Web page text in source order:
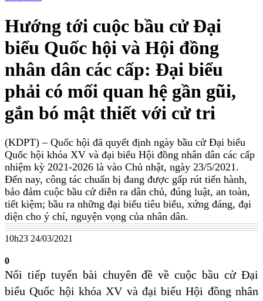
Hướng tới cuộc bầu cử Đại
biểu Quốc hội và Hội đồng
nhân dân các cấp: Đại biểu
phải có mối quan hệ gần gũi,
gắn bó mật thiết với cử tri
(KDPT) – Quốc hội đã quyết định ngày bầu cử Đại biểu
Quốc hội khóa XV và đại biểu Hội đồng nhân dân các cấp
nhiệm kỳ 2021-2026 là vào Chủ nhật, ngày 23/5/2021.
Đến nay, công tác chuẩn bị đang được gấp rút tiến hành,
bảo đảm cuộc bầu cử diễn ra dân chủ, đúng luật, an toàn,
tiết kiệm; bầu ra những đại biểu tiêu biểu, xứng đáng, đại
diện cho ý chí, nguyện vọng của nhân dân.
10h23 24/03/2021
0
Nối tiếp tuyến bài chuyên đề về cuộc bầu cử Đại
biểu Quốc hội khóa XV và đại biểu Hội đồng nhân